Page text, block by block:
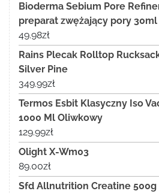
Bioderma Sebium Pore
preparat zwężający pory 30ml
49.98zł
Rains Plecak Rolltop
Silver Pine
349.99zł
Termos Esbit Klasyczny Iso
1000 Ml Oliwkowy
129.99zł
Olight X-Wm03
89.00zł
Sfd Allnutrition Creatine 500g